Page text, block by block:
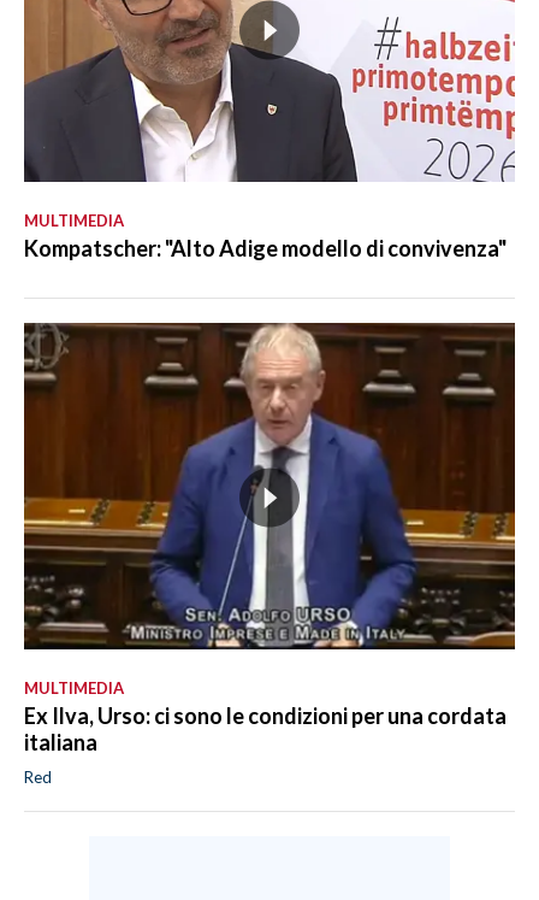
MULTIMEDIA
Kompatscher: "Alto Adige modello di convivenza"
MULTIMEDIA
Ex Ilva, Urso: ci sono le condizioni per una cordata
italiana
Red